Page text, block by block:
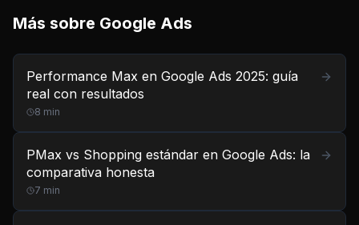
Más sobre Google Ads
Performance Max en Google Ads 2025: guía
real con resultados
8 min
PMax vs Shopping estándar en Google Ads: la
comparativa honesta
7 min